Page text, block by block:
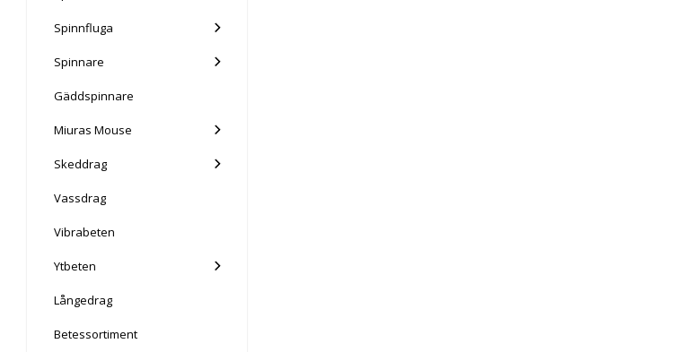
Spinnfluga
Spinnare
Gäddspinnare
Miuras Mouse
Skeddrag
Vassdrag
Vibrabeten
Ytbeten
Långedrag
Betessortiment